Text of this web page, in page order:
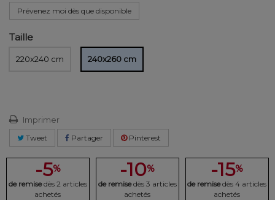
Prévenez moi dès que disponible
Taille
220x240 cm 240x260 cm
Imprimer
Tweet Partager Pinterest
-5%
de remise dès 2 articles
achetés
-10%
de remise dès 3 articles
achetés
-15%
de remise dès 4 articles
achetés